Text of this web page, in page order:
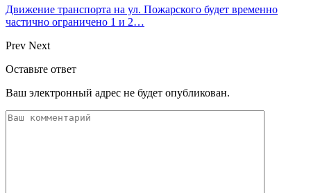
Движение транспорта на ул. Пожарского будет временно
частично ограничено 1 и 2…
Prev Next
Оставьте ответ
Ваш электронный адрес не будет опубликован.